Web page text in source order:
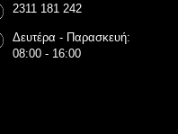
2311 181 242
Δευτέρα - Παρασκευή:
08:00 - 16:00